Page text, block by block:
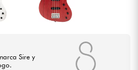
Sire y